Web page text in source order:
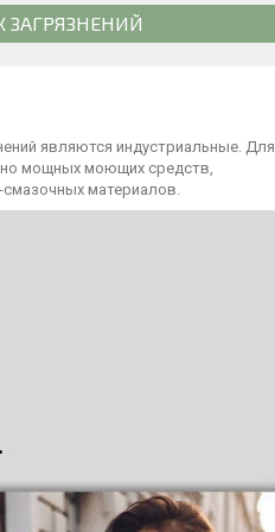
ЗАГРЯЗНЕНИЙ
являются индустриальные. Для
мощных моющих средств,
смазочных материалов.